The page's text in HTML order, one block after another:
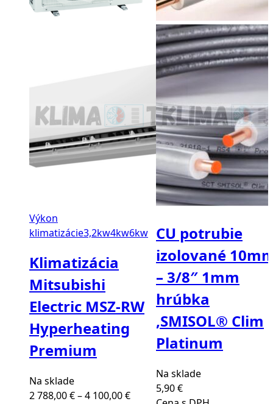
Výkon
klimatizácie3,2kw4kw6kw
Klimatizácia
Mitsubishi
Electric MSZ-RW
Hyperheating
Premium
Na sklade
2 788,00€–4 100,00€Price
CU potrubie
izolované
– 3/8″ 1mm
hrúbka
,SMISOL® Clim
Platinum
Na sklade
5,90€